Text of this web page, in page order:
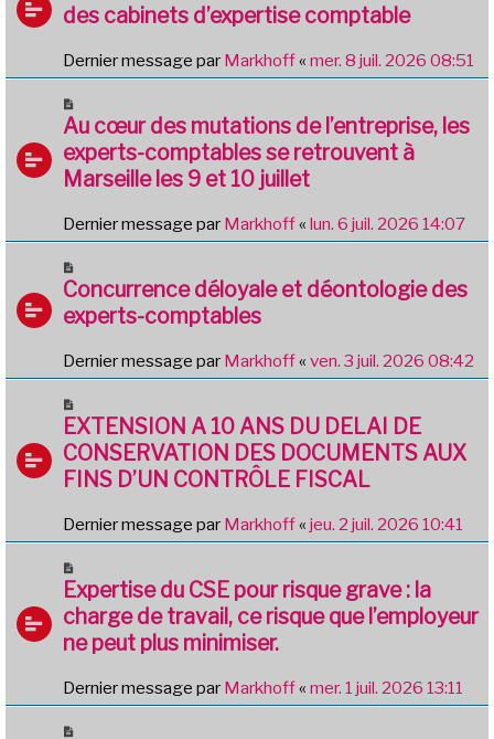
des cabinets d’expertise comptable
Dernier message par Markhoff« mer. 8 juil. 2026 08:51
Au cœur des mutations de l’entreprise, les
experts-comptables se retrouvent à
Marseille les 9 et 10 juillet
Dernier message par Markhoff« lun. 6 juil. 2026 14:07
Concurrence déloyale et déontologie des
experts-comptables
Dernier message par Markhoff« ven. 3 juil. 2026 08:42
EXTENSION A 10 ANS DU DELAI DE
CONSERVATION DES DOCUMENTS AUX
FINS D’UN CONTRÔLE FISCAL
Dernier message par Markhoff« jeu. 2 juil. 2026 10:41
Expertise du CSE pour risque grave : la
charge de travail, ce risque que l’employeur
ne peut plus minimiser.
Dernier message par Markhoff« mer. 1 juil. 2026 13:11